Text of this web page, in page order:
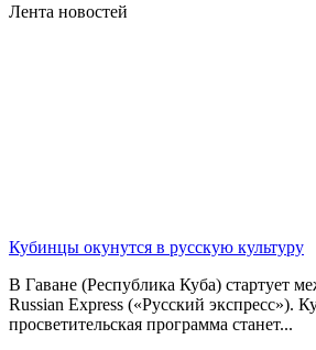
Лента новостей
Кубинцы окунутся в русскую культуру
В Гаване (Республика Куба) стартует
Russian Express («Русский экспресс»).
просветительская программа станет...